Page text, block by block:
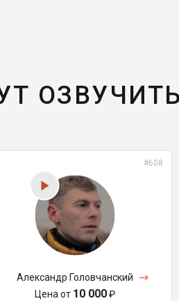
#608
Александр Головчанский
Цена от 10 000₽